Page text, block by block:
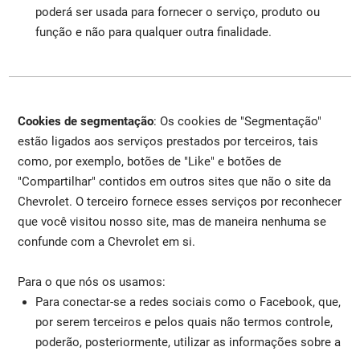
poderá ser usada para fornecer o serviço, produto ou
função e não para qualquer outra finalidade.
Cookies de segmentação: Os cookies de "Segmentação"
estão ligados aos serviços prestados por terceiros, tais
como, por exemplo, botões de "Like" e botões de
"Compartilhar" contidos em outros sites que não o site da
Chevrolet. O terceiro fornece esses serviços por reconhecer
que você visitou nosso site, mas de maneira nenhuma se
confunde com a Chevrolet em si.
Para o que nós os usamos:
Para conectar-se a redes sociais como o Facebook, que,
por serem terceiros e pelos quais não termos controle,
poderão, posteriormente, utilizar as informações sobre a